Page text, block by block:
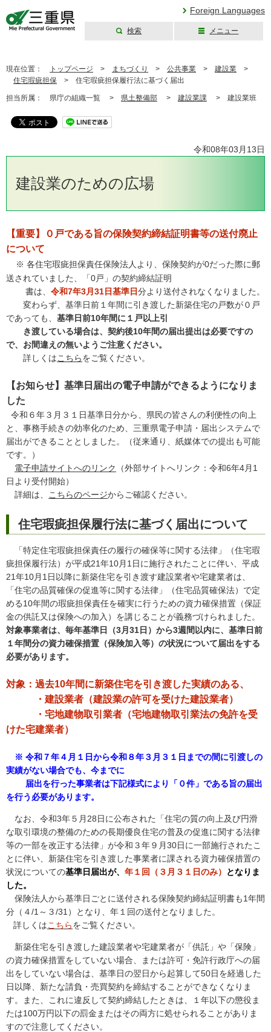
Foreign Languages
検索 メニュー
現在位置： トップページ > まちづくり > 公共事業 > 建設業 >
住宅瑕疵担保 > 住宅瑕疵担保履行法に基づく届出
担当所属： 県庁の組織一覧 > 県土整備部 > 建設業課 > 建設業班
令和08年03月13日
建設業のための広場
【重要】０戸である旨の保険契約締結証明書等の送付廃止
について
※ 各住宅瑕疵担保責任保険法人より、保険契約が0だった際に郵
送されていました、「0戸」の契約締結証明
書は、 令和7年3月31日基準日分より送付されなくなりました。
変わらず、基準日前１年間に引き渡した新築住宅の戸数が０戸
であっても、 基準日前10年間に１戸以上引
き渡している場合は、契約後10年間の届出提出は必要ですの
で、お間違えの無いようご注意ください。
詳しくはこちらをご覧ください。
【お知らせ】基準日届出の電子申請ができるようになりま
した
令和６年３月３１日基準日分から、県民の皆さんの利便性の向上
と、事務手続きの効率化のため、三重県電子申請・届出システムで
届出ができることとしました。（従来通り、紙媒体での提出も可能
です。）
電子申請サイトへのリンク
（外部サイトへリンク：令和6年4月1
日より受付開始）
詳細は、
こちらのページからご確認ください。
住宅瑕疵担保履行法に基づく届出について
「特定住宅瑕疵担保責任の履行の確保等に関する法律」（住宅瑕
疵担保履行法）が平成21年10月1日に施行されたことに伴い、平成
21年10月1日以降に新築住宅を引き渡す建設業者や宅建業者は、
「住宅の品質確保の促進等に関する法律」（住宅品質確保法）で定
める10年間の瑕疵担保責任を確実に行うための資力確保措置（保証
金の供託又は保険への加入）を講じることが義務づけられました。
対象事業者は、毎年基準日（3月31日）から3週間以内に、基準日前
１年間分の資力確保措置（保険加入等）の状況について届出をする
必要があります。
対象：過去10年間に新築住宅を引き渡した実績のある、
・建設業者（建設業の許可を受けた建設業者）
・宅地建物取引業者（宅地建物取引業法の免許を受
けた宅建業者）
※ 令和７年４月１日から令和８年３月３１日までの間に引渡しの
実績がない場合でも、今までに
届出を行った事業者は下記様式により「０件」である旨の届出
を行う必要があります。
なお、令和3年５月28日に公布された「住宅の質の向上及び円滑
な取引環境の整備のための長期優良住宅の普及の促進に関する法律
等の一部を改正する法律」が令和３年９月30日に一部施行されたこ
とに伴い、新築住宅を引き渡した事業者に課される資力確保措置の
状況についての基準日届出が、 年１回（３月３１日のみ）
となりま
した。
保険法人から基準日ごとに送付される保険契約締結証明書も1年間
分（４/1～３/31）となり、年１回の送付となりました。
詳しくはこちらをご覧ください。
新築住宅を引き渡した建設業者や宅建業者が「供託」や「保険」
の資力確保措置をしていない場合、または許可・免許行政庁への届
出をしていない場合は、基準日の翌日から起算して50日を経過した
日以降、新たな請負・売買契約を締結することができなくなりま
す。また、これに違反して契約締結したときは、１年以下の懲役ま
たは100万円以下の罰金またはその両方に処せられることがありま
すので注意してください。